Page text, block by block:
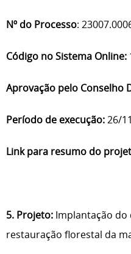
Nº do Processo:
Código no Sistema Online:
Aprovação pelo Conselho
Período de execução:26/
Link para resumo do
5. Projeto: Implantação
restauração florestal da